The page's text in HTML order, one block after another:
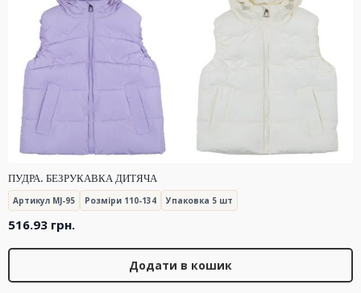
ПУДРА. БЕЗРУКАВКА ДИТЯЧА
Артикул MJ-95 Розміри 110-134 Упаковка 5 шт
516.93 грн.
Додати в кошик